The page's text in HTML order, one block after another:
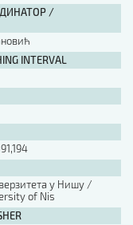
/
INTERVAL
у Нишу /
of Nis